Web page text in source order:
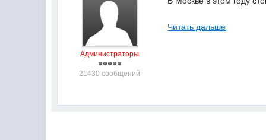
Администраторы
21430 сообщений
Читать дальше